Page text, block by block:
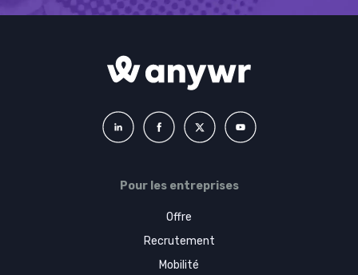
Pour les entreprises
Offre
Recrutement
Mobilité